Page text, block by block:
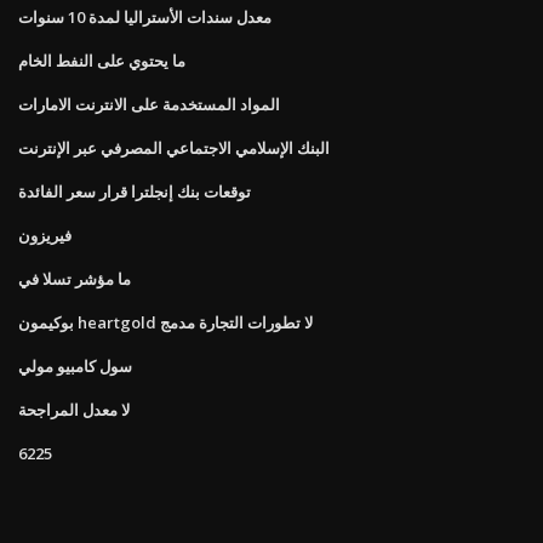
معدل سندات الأستراليا لمدة 10 سنوات
ما يحتوي على النفط الخام
المواد المستخدمة على الانترنت الامارات
البنك الإسلامي الاجتماعي المصرفي عبر الإنترنت
توقعات بنك إنجلترا قرار سعر الفائدة
فيريزون
ما مؤشر تسلا في
بوكيمون heartgold لا تطورات التجارة مدمج
سول كامبيو مولي
لا معدل المراجحة
6225